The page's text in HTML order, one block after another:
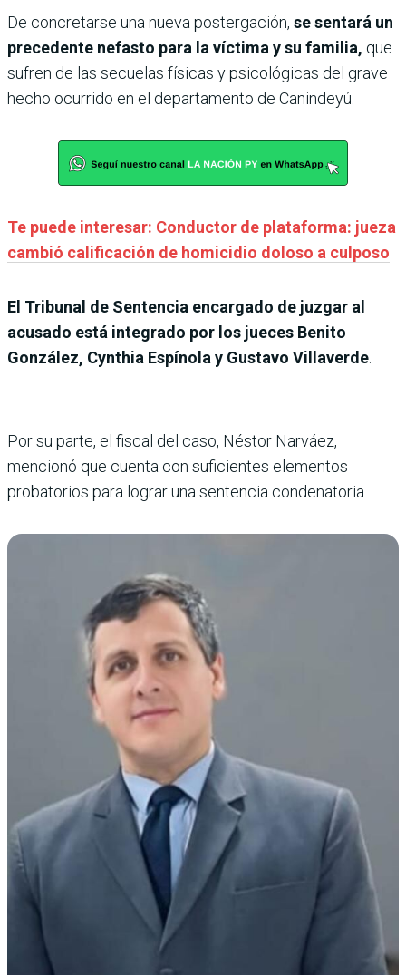
De concretarse una nueva postergación, se sentará un
precedente nefasto para la víctima y su familia, que
sufren de las secuelas físicas y psicológicas del grave
hecho ocurrido en el departamento de Canindeyú.
Te puede interesar: Conductor de plataforma: jueza
cambió calificación de homicidio doloso a culposo
El Tribunal de Sentencia encargado de juzgar al
acusado está integrado por los jueces Benito
González, Cynthia Espínola y Gustavo Villaverde.
Por su parte, el fiscal del caso, Néstor Narváez,
mencionó que cuenta con suficientes elementos
probatorios para lograr una sentencia condenatoria.